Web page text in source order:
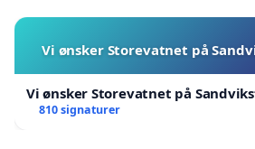
strengere krav til bremser,
sikkerhetsutstyr
Vi ønsker Storevatnet på
Vi ønsker Storevatnet på
810 signaturer